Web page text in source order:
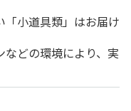
「小道具類」はお届け
どの環境により、実